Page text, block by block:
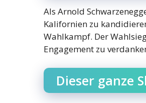
Als Arnold
Kalifornien zu
Wahlkampf. Der
Engagement zu
Dieser ganze